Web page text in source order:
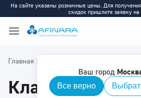
На сайте указаны розничные цены. Для
скидок пришлите заявку на
Ваш город
Все верно
Главная >
Клапан